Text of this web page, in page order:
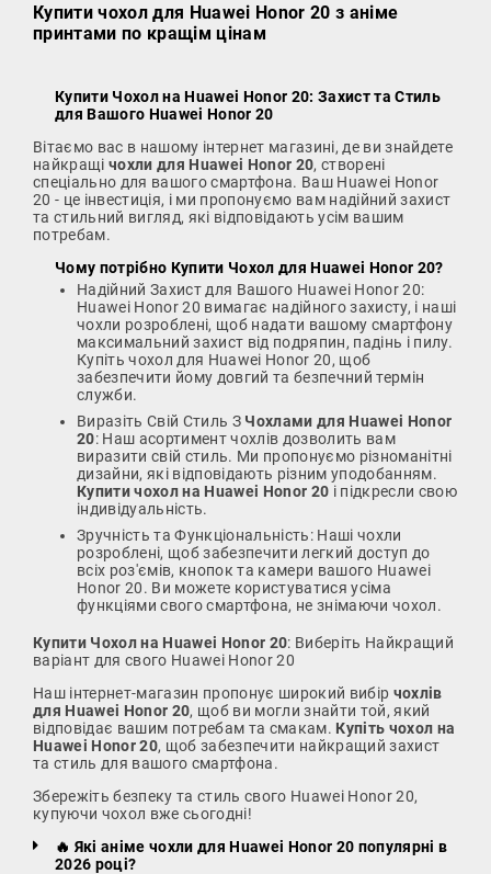
Купити чохол для Huawei Honor 20 з аніме
принтами по кращім цінам
Купити Чохол на Huawei Honor 20: Захист та Стиль
для Вашого Huawei Honor 20
Вітаємо вас в нашому інтернет магазині, де ви знайдете
найкращі чохли для Huawei Honor 20, створені
спеціально для вашого смартфона. Ваш Huawei Honor
20 - це інвестиція, і ми пропонуємо вам надійний захист
та стильний вигляд, які відповідають усім вашим
потребам.
Чому потрібно Купити Чохол для Huawei Honor 20?
Надійний Захист для Вашого Huawei Honor 20:
Huawei Honor 20 вимагає надійного захисту, і наші
чохли розроблені, щоб надати вашому смартфону
максимальний захист від подряпин, падінь і пилу.
Купіть чохол для Huawei Honor 20, щоб
забезпечити йому довгий та безпечний термін
служби.
Виразіть Свій Стиль З Чохлами для Huawei Honor
20: Наш асортимент чохлів дозволить вам
виразити свій стиль. Ми пропонуємо різноманітні
дизайни, які відповідають різним уподобанням.
Купити чохол на Huawei Honor 20 і підкресли свою
індивідуальність.
Зручність та Функціональність: Наші чохли
розроблені, щоб забезпечити легкий доступ до
всіх роз'ємів, кнопок та камери вашого Huawei
Honor 20. Ви можете користуватися усіма
функціями свого смартфона, не знімаючи чохол.
Купити Чохол на Huawei Honor 20: Виберіть Найкращий
варіант для свого Huawei Honor 20
Наш інтернет-магазин пропонує широкий вибір чохлів
для Huawei Honor 20, щоб ви могли знайти той, який
відповідає вашим потребам та смакам. Купіть чохол на
Huawei Honor 20, щоб забезпечити найкращий захист
та стиль для вашого смартфона.
Збережіть безпеку та стиль свого Huawei Honor 20,
купуючи чохол вже сьогодні!
🔥 Які аніме чохли для Huawei Honor 20 популярні в
2026 році?